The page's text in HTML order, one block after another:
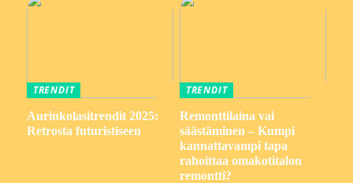
TRENDIT
Aurinkolasitrendit 2025:
Retrosta futuristiseen
TRENDIT
Remonttilaina vai
säästäminen – Kumpi
kannattavampi tapa
rahoittaa omakotitalon
remontti?